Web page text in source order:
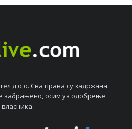
д.о.о. Сва права су задржана.
забрањeно, осим уз одобрeњe
власника.